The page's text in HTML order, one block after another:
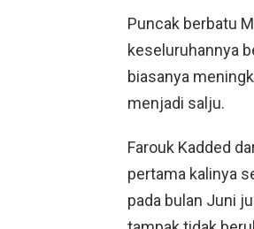
Puncak berbatu
keseluruhannya
biasanya
menjadi salju.
Farouk Kadded
pertama kalinya
pada bulan Juni